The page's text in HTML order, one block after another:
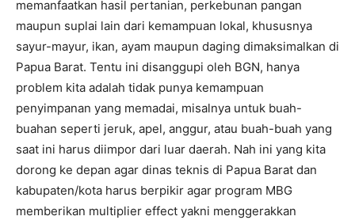
memanfaatkan hasil pertanian, perkebunan pangan
maupun suplai lain dari kemampuan lokal, khususnya
sayur-mayur, ikan, ayam maupun daging dimaksimalkan di
Papua Barat. Tentu ini disanggupi oleh BGN, hanya
problem kita adalah tidak punya kemampuan
penyimpanan yang memadai, misalnya untuk buah-
buahan seperti jeruk, apel, anggur, atau buah-buah yang
saat ini harus diimpor dari luar daerah. Nah ini yang kita
dorong ke depan agar dinas teknis di Papua Barat dan
kabupaten/kota harus berpikir agar program MBG
memberikan multiplier effect yakni menggerakkan